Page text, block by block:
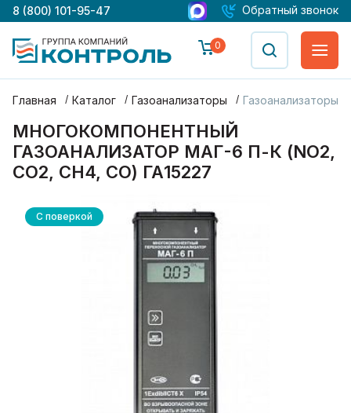
8 (800) 101-95-47 Обратный звонок
0
Главная Каталог Газоанализаторы Газоанализаторы
МНОГОКОМПОНЕНТНЫЙ
ГАЗОАНАЛИЗАТОР МАГ-6 П-К (NO2,
CO2, CH4, CO) ГА15227
С поверкой